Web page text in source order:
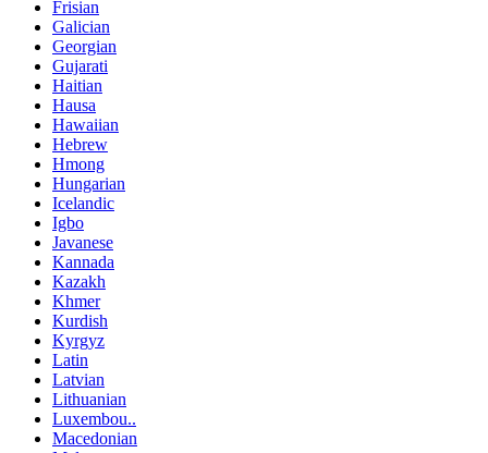
Frisian
Galician
Georgian
Gujarati
Haitian
Hausa
Hawaiian
Hebrew
Hmong
Hungarian
Icelandic
Igbo
Javanese
Kannada
Kazakh
Khmer
Kurdish
Kyrgyz
Latin
Latvian
Lithuanian
Luxembou..
Macedonian